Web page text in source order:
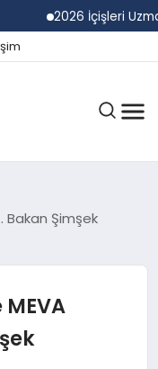
2026 İçişleri Uzman
Bakan Şimşek